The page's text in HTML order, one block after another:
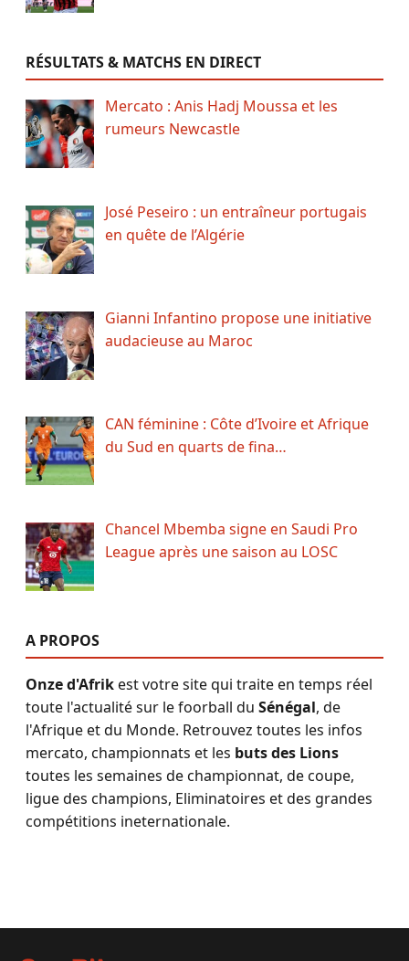
RÉSULTATS & MATCHS EN DIRECT
Mercato : Anis Hadj Moussa et les
rumeurs Newcastle
José Peseiro : un entraîneur portugais
en quête de l’Algérie
Gianni Infantino propose une initiative
audacieuse au Maroc
CAN féminine : Côte d’Ivoire et Afrique
du Sud en quarts de fina…
Chancel Mbemba signe en Saudi Pro
League après une saison au LOSC
A PROPOS
Onze d'Afrikest votre site qui traite en temps réel
toute l'actualité sur le foorball du Sénégal, de
l'Afrique et du Monde. Retrouvez toutes les infos
mercato, championnats et les buts des Lions
toutes les semaines de championnat, de coupe,
ligue des champions, Eliminatoires et des grandes
compétitions ineternationale.